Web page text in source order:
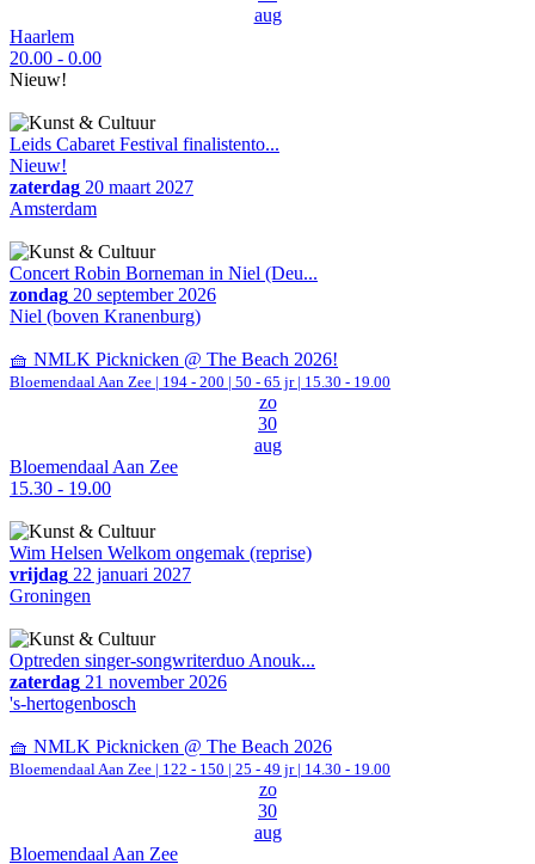
aug
Haarlem
20.00 - 0.00
Nieuw!
Leids Cabaret Festival finalistento...
Nieuw!
zaterdag 20 maart 2027
Amsterdam
Concert Robin Borneman in Niel (Deu...
zondag 20 september 2026
Niel (boven Kranenburg)
🧺 NMLK Picknicken @ The Beach 2026!
Bloemendaal Aan Zee | 194 - 200 | 50 - 65 jr | 15.30 - 19.00
zo
30
aug
Bloemendaal Aan Zee
15.30 - 19.00
Wim Helsen Welkom ongemak (reprise)
vrijdag 22 januari 2027
Groningen
Optreden singer-songwriterduo Anouk...
zaterdag 21 november 2026
's-hertogenbosch
🧺 NMLK Picknicken @ The Beach 2026
Bloemendaal Aan Zee | 122 - 150 | 25 - 49 jr | 14.30 - 19.00
zo
30
aug
Bloemendaal Aan Zee